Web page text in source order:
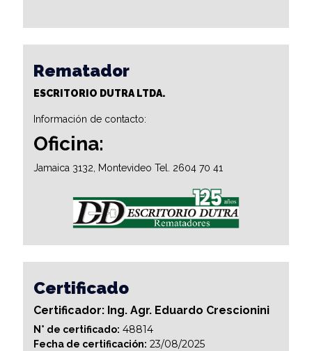
Rematador
ESCRITORIO DUTRA LTDA.
Información de contacto:
Oficina:
Jamaica 3132, Montevideo Tel. 2604 70 41
Certificado
Certificador: Ing. Agr. Eduardo Crescionini
N° de certificado: 48814
Fecha de certificación: 23/08/2025